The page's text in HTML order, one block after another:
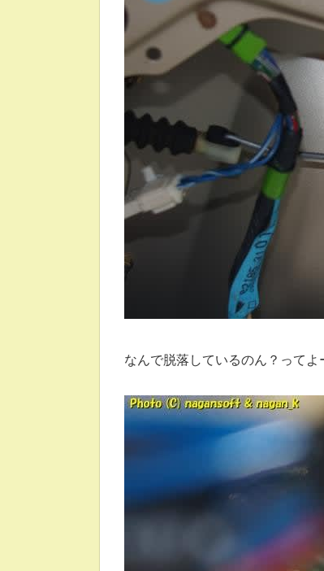
なんで脱落しているのん？って